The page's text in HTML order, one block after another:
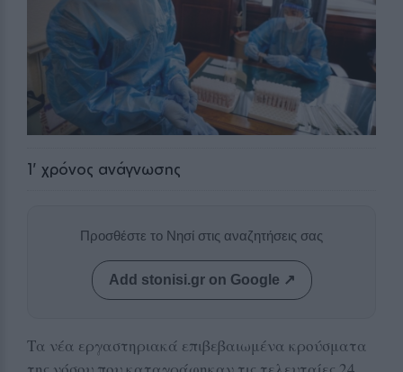
1' χρόνος ανάγνωσης
Προσθέστε το Νησί στις αναζητήσεις σας
Add stonisi.gr on Google ↗
Τα νέα εργαστηριακά επιβεβαιωμένα κρούσματα